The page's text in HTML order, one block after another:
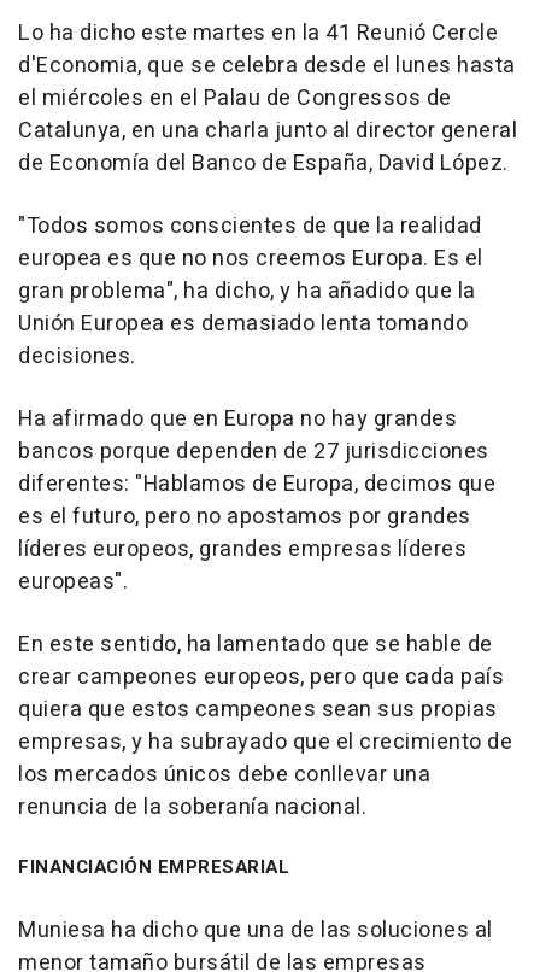
Lo ha dicho este martes en la 41 Reunió Cercle
d'Economia, que se celebra desde el lunes hasta
el miércoles en el Palau de Congressos de
Catalunya, en una charla junto al director general
de Economía del Banco de España, David López.
"Todos somos conscientes de que la realidad
europea es que no nos creemos Europa. Es el
gran problema", ha dicho, y ha añadido que la
Unión Europea es demasiado lenta tomando
decisiones.
Ha afirmado que en Europa no hay grandes
bancos porque dependen de 27 jurisdicciones
diferentes: "Hablamos de Europa, decimos que
es el futuro, pero no apostamos por grandes
líderes europeos, grandes empresas líderes
europeas".
En este sentido, ha lamentado que se hable de
crear campeones europeos, pero que cada país
quiera que estos campeones sean sus propias
empresas, y ha subrayado que el crecimiento de
los mercados únicos debe conllevar una
renuncia de la soberanía nacional.
FINANCIACIÓN EMPRESARIAL
Muniesa ha dicho que una de las soluciones al
menor tamaño bursátil de las empresas